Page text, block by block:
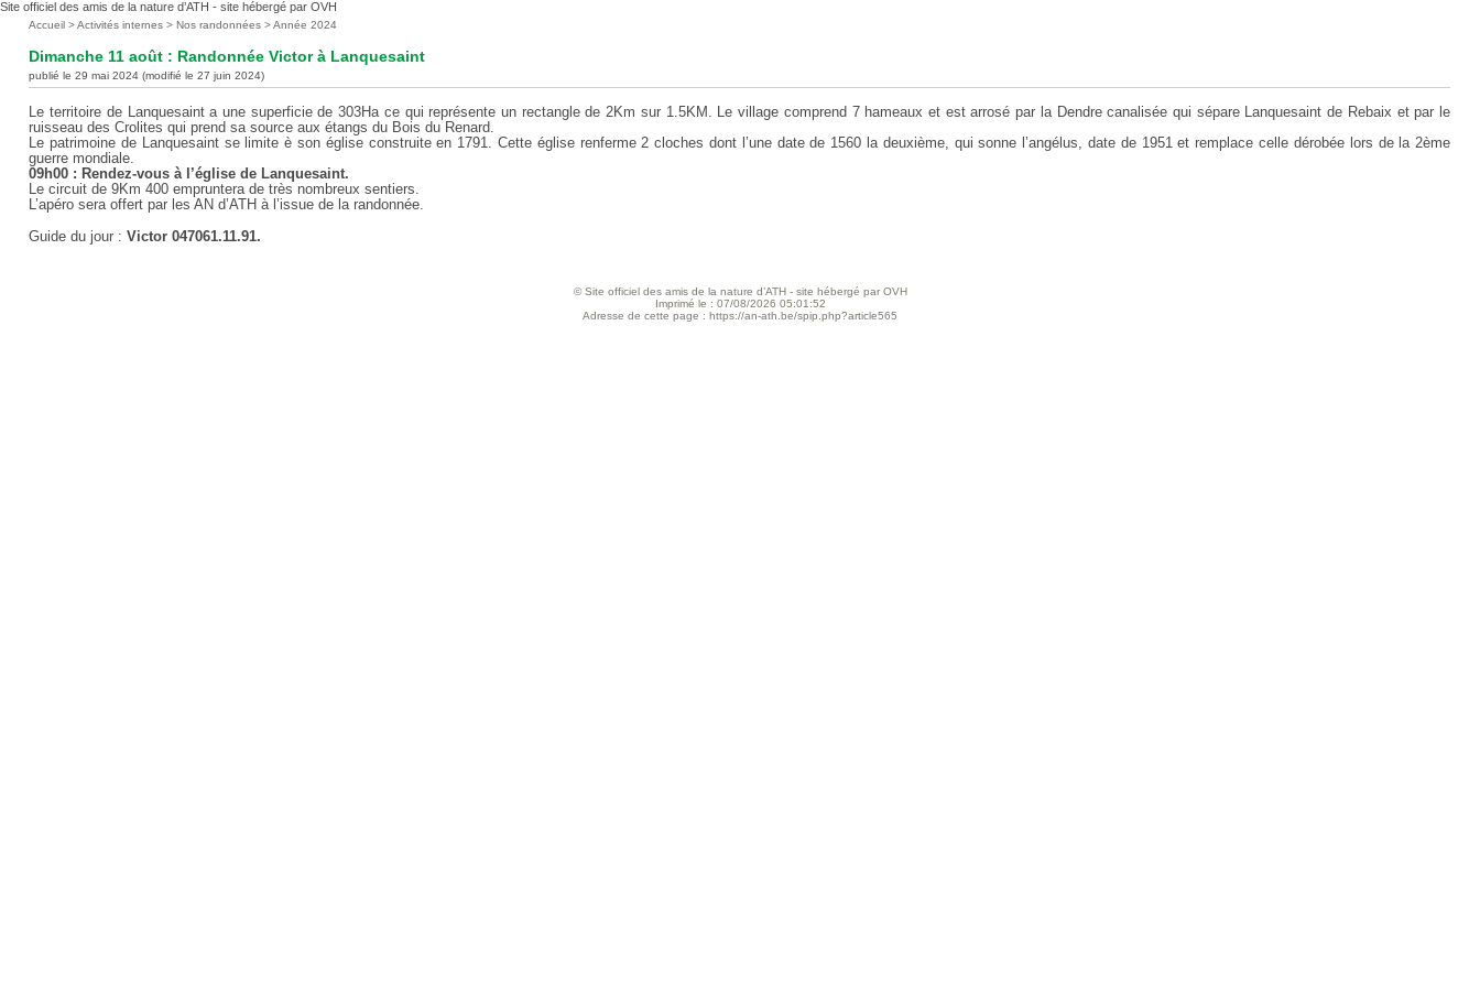
Site officiel des amis de la nature d’ATH - site hébergé par OVH
Vous
ici
:
Accueil >Activités internes >Nos randonnées>Année 2024
Dimanche 11 août : Randonnée Victor à Lanquesaint
publié le 29 mai 2024 (modifié le 27 juin 2024)
Le territoire de Lanquesaint a une superficie de 303Ha ce qui représente un rectangle de 2Km sur 1.5KM. Le village comprend 7 hameaux et est arrosé par la Dendre canalisée qui sépare Lanquesaint de Rebaix et par le
ruisseau des Crolites qui prend sa source aux étangs du Bois du Renard.
Le patrimoine de Lanquesaint se limite è son église construite en 1791. Cette église renferme 2 cloches dont l’une date de 1560 la deuxième, qui sonne l’angélus, date de 1951 et remplace celle dérobée lors de la 2ème
guerre mondiale.
09h00 : Rendez-vous à l’église de Lanquesaint.
Le circuit de 9Km 400 empruntera de très nombreux sentiers.
L’apéro sera offert par les AN d’ATH à l’issue de la randonnée.
Guide du jour :Victor 047061.11.91.
© Site officiel des amis de la nature d’ATH - site hébergé par OVH
Imprimé le : 07/08/2026 05:01:52
Adresse de cette page : https://an-ath.be/spip.php?article565